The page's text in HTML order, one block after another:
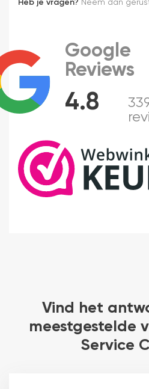
Heb je vragen? Neem dan
4.8
Google
Reviews
Vind het
meestgestelde
Service